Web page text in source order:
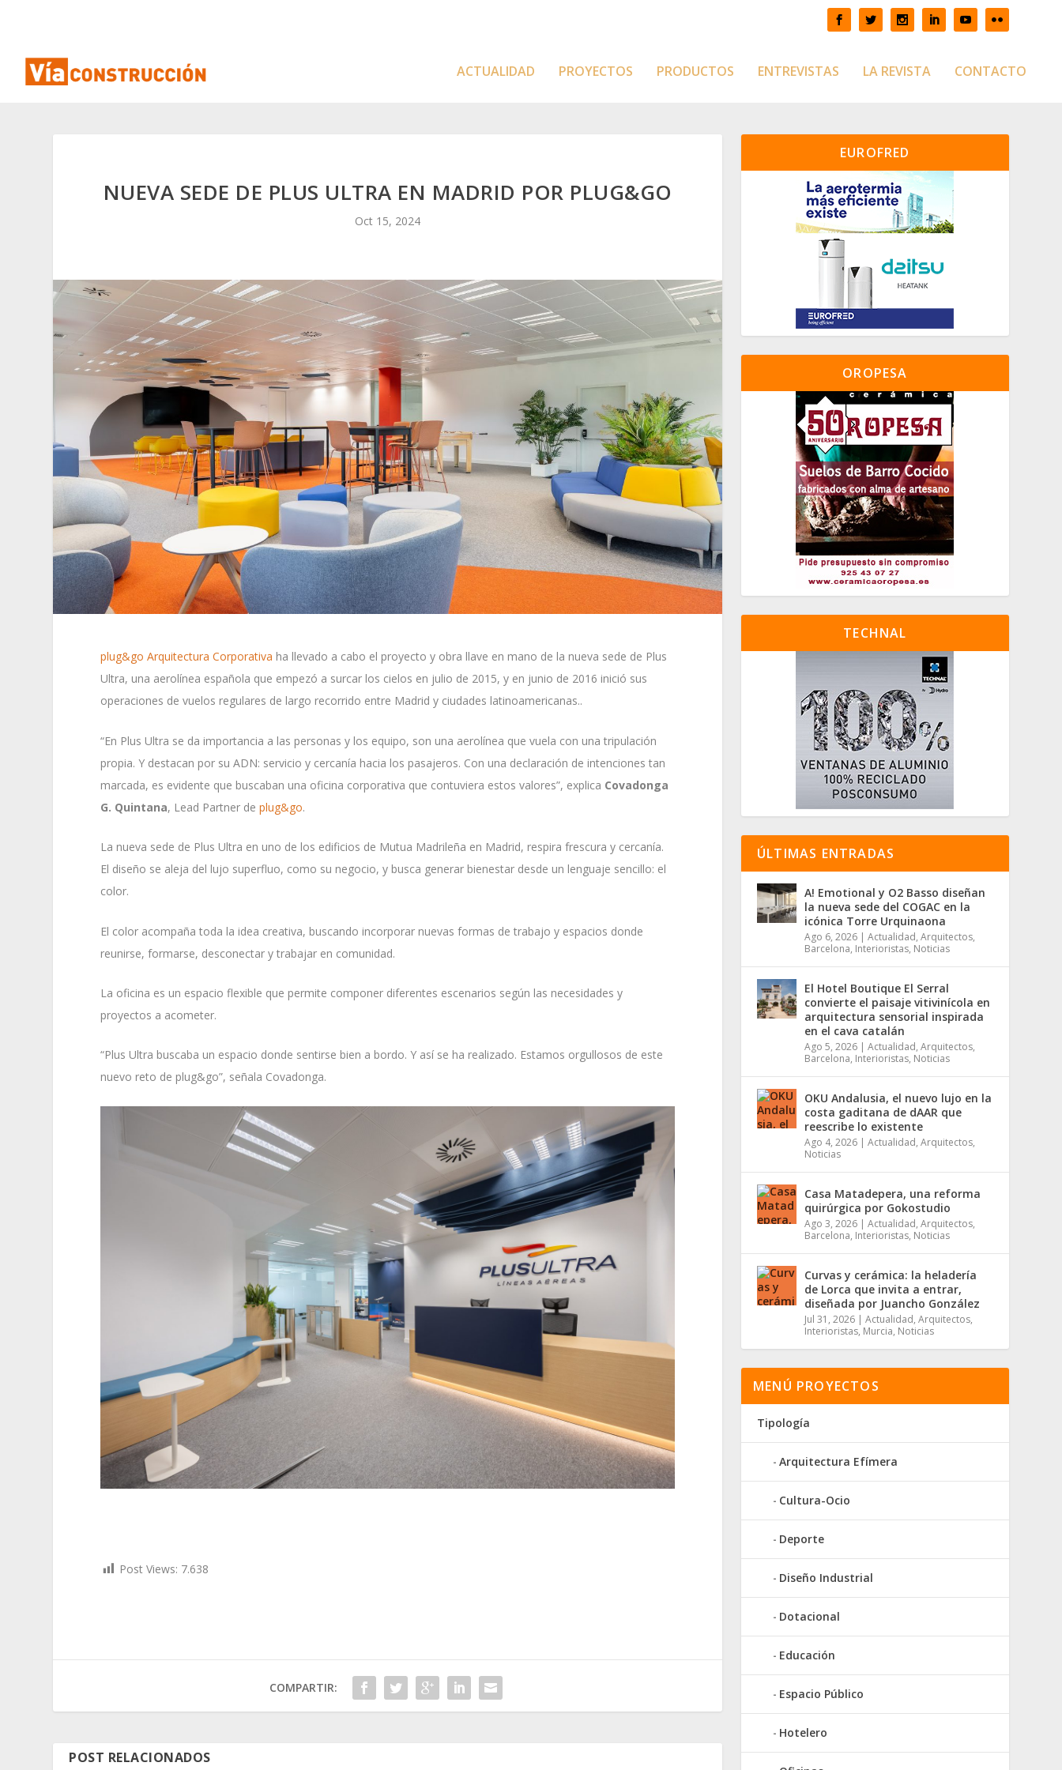
ACTUALIDAD PROYECTOS PRODUCTOS ENTREVISTAS LA REVISTA CONTACTO
NUEVA SEDE DE PLUS ULTRA EN MADRID POR PLUG&GO
Oct 15, 2024
plug&go Arquitectura Corporativa ha llevado a cabo el proyecto y obra llave en mano de la nueva sede de Plus
Ultra, una aerolínea española que empezó a surcar los cielos en julio de 2015, y en junio de 2016 inició sus
operaciones de vuelos regulares de largo recorrido entre Madrid y ciudades latinoamericanas..
“En Plus Ultra se da importancia a las personas y los equipo, son una aerolínea que vuela con una tripulación
propia. Y destacan por su ADN: servicio y cercanía hacia los pasajeros. Con una declaración de intenciones tan
marcada, es evidente que buscaban una oficina corporativa que contuviera estos valores”, explica Covadonga
G. Quintana, Lead Partner deplug&go.
La nueva sede de Plus Ultra en uno de los edificios de Mutua Madrileña en Madrid, respira frescura y cercanía.
El diseño se aleja del lujo superfluo, como su negocio, y busca generar bienestar desde un lenguaje sencillo: el
color.
El color acompaña toda la idea creativa, buscando incorporar nuevas formas de trabajo y espacios donde
reunirse, formarse, desconectar y trabajar en comunidad.
La oficina es un espacio flexible que permite componer diferentes escenarios según las necesidades y
proyectos a acometer.
“Plus Ultra buscaba un espacio donde sentirse bien a bordo. Y así se ha realizado. Estamos orgullosos de este
nuevo reto de plug&go”, señala Covadonga.
Post Views: 7.638
COMPARTIR:
POST RELACIONADOS
EUROFRED
OROPESA
TECHNAL
ÚLTIMAS ENTRADAS
A! Emotional y O2 Basso diseñan
la nueva sede del COGAC en la
icónica Torre Urquinaona
Ago 6, 2026 | Actualidad, Arquitectos,
Barcelona, Interioristas, Noticias
El Hotel Boutique El Serral
convierte el paisaje vitivinícola en
arquitectura sensorial inspirada
en el cava catalán
Ago 5, 2026 | Actualidad, Arquitectos,
Barcelona, Interioristas, Noticias
OKU Andalusia, el nuevo lujo en la
costa gaditana de dAAR que
reescribe lo existente
Ago 4, 2026 | Actualidad, Arquitectos,
Noticias
Casa Matadepera, una reforma
quirúrgica por Gokostudio
Ago 3, 2026 | Actualidad, Arquitectos,
Barcelona, Interioristas, Noticias
Curvas y cerámica: la heladería
de Lorca que invita a entrar,
diseñada por Juancho González
Jul 31, 2026 | Actualidad, Arquitectos,
Interioristas, Murcia, Noticias
MENÚ PROYECTOS
Tipología
Arquitectura Efímera
Cultura-Ocio
Deporte
Diseño Industrial
Dotacional
Educación
Espacio Público
Hotelero